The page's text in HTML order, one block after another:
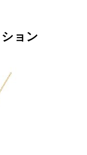
ョン